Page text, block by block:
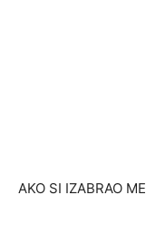
AKO SI IZABRAO